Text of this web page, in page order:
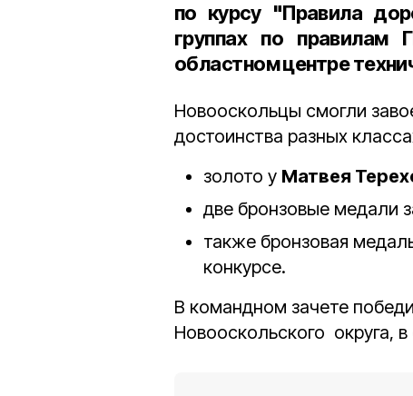
по курсу "Правила
группах по правилам
областном центре
Новооскольцы смогли
достоинства разных
золото у Матвея
две бронзовые медали
также бронзовая
конкурсе.
В командном зачете
Новооскольского округа,